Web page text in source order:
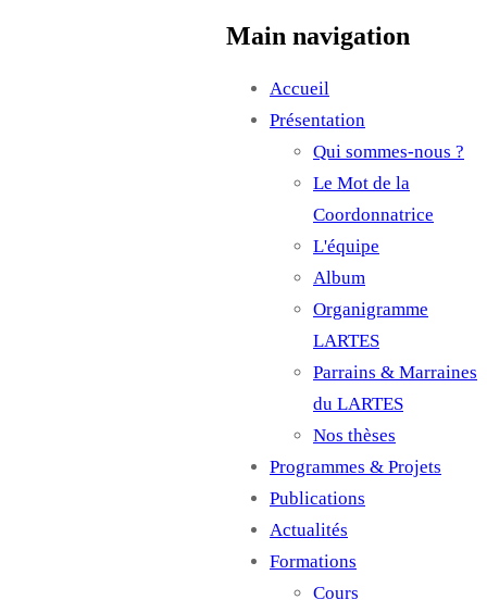
Main navigation
Accueil
Présentation
Qui sommes-nous ?
Le Mot de la
Coordonnatrice
L'équipe
Album
Organigramme
LARTES
Parrains & Marraines
du LARTES
Nos thèses
Programmes & Projets
Publications
Actualités
Formations
Cours